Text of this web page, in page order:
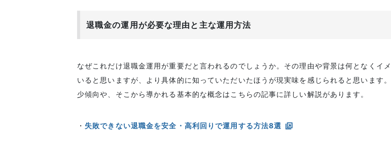
退職金の運用が必要な理由と主な運用方法
なぜこれだけ退職金運用が重要だと言われるのでしょうか。その理由や背景は何となくイ
いると思いますが、より具体的に知っていただいたほうが現実味を感じられると思います
少傾向や、そこから導かれる基本的な概念はこちらの記事に詳しい解説があります。
・ 失敗できない退職金を安全・高利回りで運用する方法8選